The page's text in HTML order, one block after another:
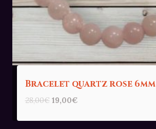
Bracelet quartz rose 6mm
28,00€ Le
initial
19,00€Le
actuel